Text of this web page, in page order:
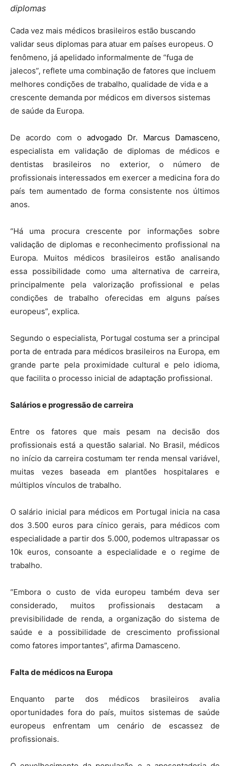
diplomas
Cada vez mais médicos brasileiros estão buscando
validar seus diplomas para atuar em países europeus. O
fenômeno, já apelidado informalmente de “fuga de
jalecos”, reflete uma combinação de fatores que incluem
melhores condições de trabalho, qualidade de vida e a
crescente demanda por médicos em diversos sistemas
de saúde da Europa.
De acordo com oadvogado Dr. Marcus Damasceno,
especialista em validação de diplomas de médicos e
dentistas brasileiros no exterior, o número de
profissionais interessados em exercer a medicina fora do
país tem aumentado de forma consistente nos últimos
anos.
“Há uma procura crescente por informações sobre
validação de diplomas e reconhecimento profissional na
Europa. Muitos médicos brasileiros estão analisando
essa possibilidade como uma alternativa de carreira,
principalmente pela valorização profissional e pelas
condições de trabalho oferecidas em alguns países
europeus”, explica.
Segundo o especialista, Portugal costuma ser a principal
porta de entrada para médicos brasileiros na Europa, em
grande parte pela proximidade cultural e pelo idioma,
que facilita o processo inicial de adaptação profissional.
Salários e progressão de carreira
Entre os fatores que mais pesam na decisão dos
profissionais está a questão salarial. No Brasil, médicos
no início da carreira costumam ter renda mensal variável,
muitas vezes baseada em plantões hospitalares e
múltiplos vínculos de trabalho.
O salário inicial para médicos em Portugal inicia na casa
dos 3.500 euros para cínico gerais, para médicos com
especialidade a partir dos 5.000, podemos ultrapassar os
10k euros, consoante a especialidade e o regime de
trabalho.
“Embora o custo de vida europeu também deva ser
considerado, muitos profissionais destacam a
previsibilidade de renda, a organização do sistema de
saúde e a possibilidade de crescimento profissional
como fatores importantes”, afirma Damasceno.
Falta de médicos na Europa
Enquanto parte dos médicos brasileiros avalia
oportunidades fora do país, muitos sistemas de saúde
europeus enfrentam um cenário de escassez de
profissionais.